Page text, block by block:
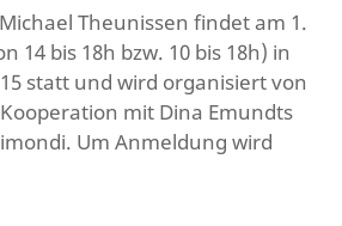
Theunissen findet am 1.
14 bis 18h bzw. 10 bis 18h) in
statt und wird organisiert von
mit Dina Emundts
Um Anmeldung wird